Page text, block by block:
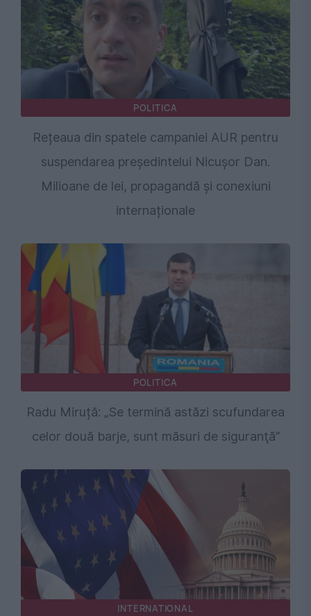
POLITICA
Rețeaua din spatele campaniei AUR pentru
suspendarea președintelui Nicușor Dan.
Milioane de lei, propagandă și conexiuni
internaționale
POLITICA
Radu Miruță: „Se termină astăzi scufundarea
celor două barje, sunt măsuri de siguranţă”
INTERNATIONAL